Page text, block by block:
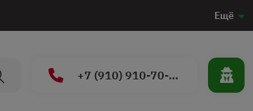
Ещё
+7 (910) 910-70-15